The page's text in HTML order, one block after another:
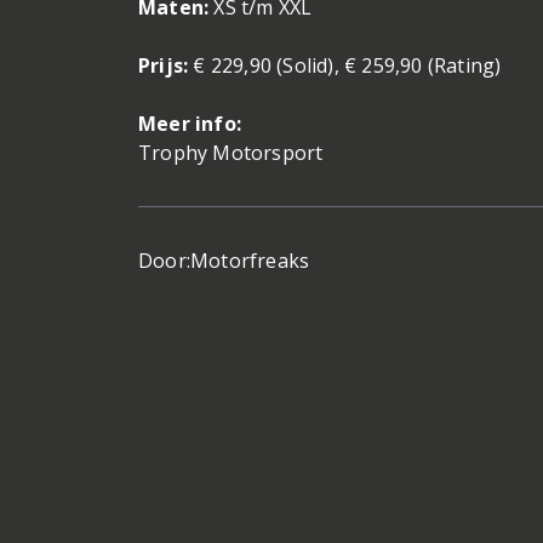
Maten:XS t/m XXL
Prijs: € 229,90 (Solid), € 259,90 (Rating)
Meer info:
Trophy Motorsport
Door:Motorfreaks